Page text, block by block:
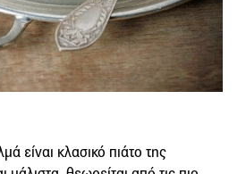
είναι κλασικό πιάτο της